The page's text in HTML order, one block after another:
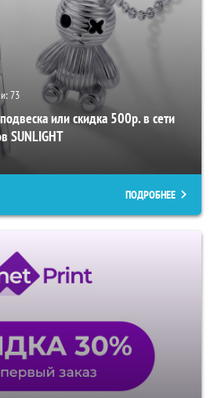
73
или скидка 500р. в сети
SUNLIGHT
ПОДРОБНЕЕ